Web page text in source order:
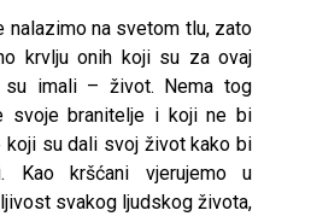
nalazimo na svetom tlu, zato
krvlju onih koji su za ovaj
imali – život. Nema tog
svoje branitelje i koji ne bi
koji su dali svoj život kako bi
Kao kršćani vjerujemo u
svakog ljudskog života,